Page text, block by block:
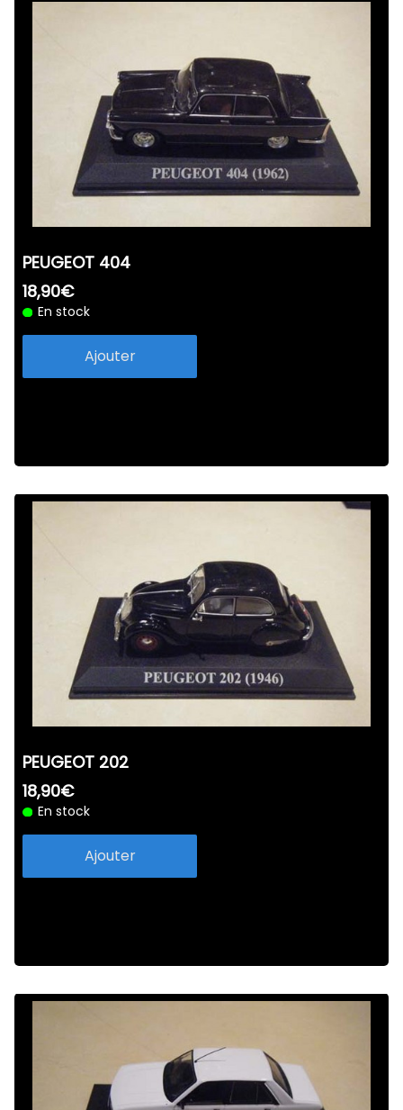
PEUGEOT 404
18,90€
En stock
Ajouter
PEUGEOT 202
18,90€
En stock
Ajouter